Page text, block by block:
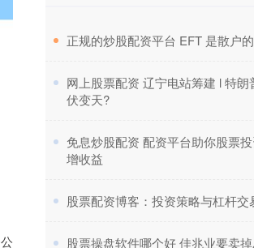
正规的炒股配资平台 EFT 是散户
网上股票配资 辽宁电站筹建 l 特朗
伏变天?
免息炒股配资 配资平台助你股票
增收益
股票配资博客：投资策略与杠杆交
股票操盘软件哪个好 佳兆业要卖